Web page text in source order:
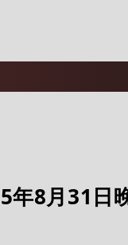
5年8月31 日